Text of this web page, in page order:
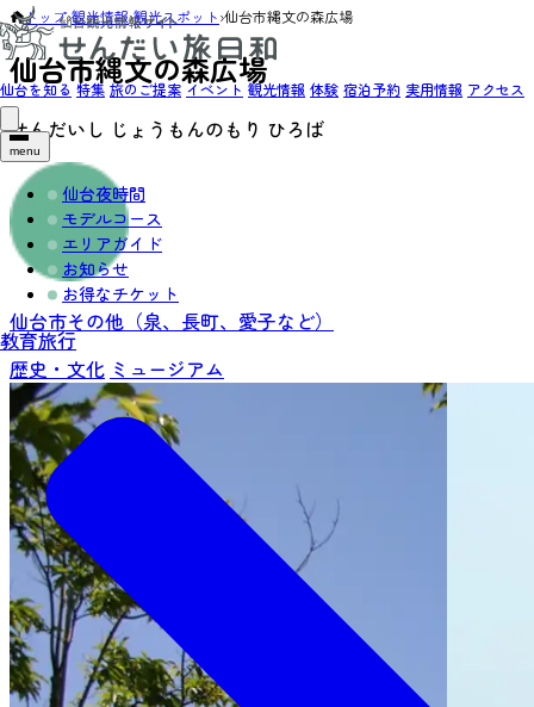
仙台を知る 特集 旅のご提案 イベント 観光情報 体験 宿泊予約 実用情報 アクセス
menu
仙台夜時間
モデルコース
エリアガイド
お知らせ
お得なチケット
教育旅行
トップ›観光情報›観光スポット›仙台市縄文の森広場
仙台市縄文の森広場
せんだいし じょうもんのもり ひろば
仙台市その他（泉、長町、愛子など）
歴史・文化 ミュージアム